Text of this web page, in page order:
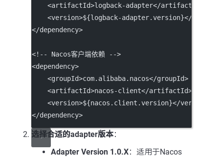
    <
artifactId>logback-adapter</artifactId
    <
version>${logback-adapter.version}</
</dependency>
<!-- Nacos客户端依赖 -->
<dependency>
    <
groupId>com.alibaba.nacos</groupId>
    <
artifactId>nacos-client</artifactId>
    <
version>${nacos.client.version}</version
</dependency>
选择合适的adapter版本：
Adapter Version 1.0.X：适用于Nacos